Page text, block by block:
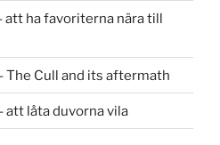
ha favoriterna nära till
The Cull and its aftermath
att låta duvorna vila